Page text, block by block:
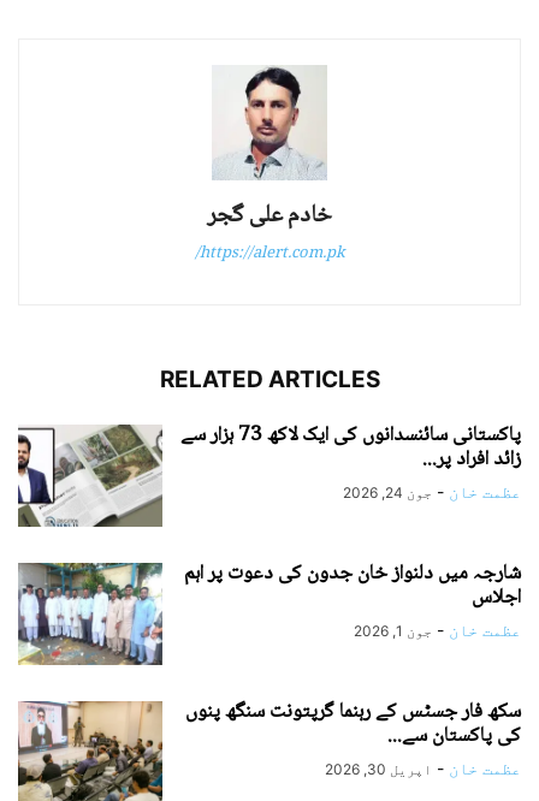
خادم علی گجر
https://alert.com.pk/
RELATED ARTICLES
پاکستانی سائنسدانوں کی ایک لاکھ 73 ہزار سے
زائد افراد پر...
عظمت خان - جون 24, 2026
شارجہ میں دلنواز خان جدون کی دعوت پر اہم
اجلاس
عظمت خان - جون 1, 2026
سکھ فار جسٹس کے رہنما گرپتونت سنگھ پنوں
کی پاکستان سے...
عظمت خان - اپریل 30, 2026